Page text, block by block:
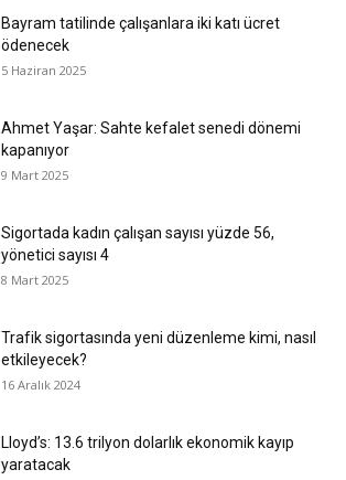
Bayram tatilinde çalışanlara iki katı ücret
ödenecek
5 Haziran 2025
Ahmet Yaşar: Sahte kefalet senedi dönemi
kapanıyor
9 Mart 2025
Sigortada kadın çalışan sayısı yüzde 56,
yönetici sayısı 4
8 Mart 2025
Trafik sigortasında yeni düzenleme kimi, nasıl
etkileyecek?
16 Aralık 2024
Lloyd’s: 13.6 trilyon dolarlık ekonomik kayıp
yaratacak